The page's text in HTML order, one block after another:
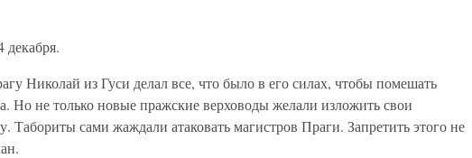
Николай из Гуси делал все, что было в его силах, чтобы помешать
Но не только новые пражские верховоды желали изложить свои
Табориты сами жаждали атаковать магистров Праги. Запретить этого не